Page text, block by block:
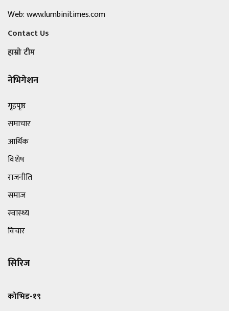
Web: www.lumbinitimes.com
Contact Us
हाम्रो टीम
नेभिगेशन
गृहपृष्ठ
समाचार
आर्थिक
विशेष
राजनीति
समाज
स्वास्थ्य
विचार
सिरिज
कोभिड-१९